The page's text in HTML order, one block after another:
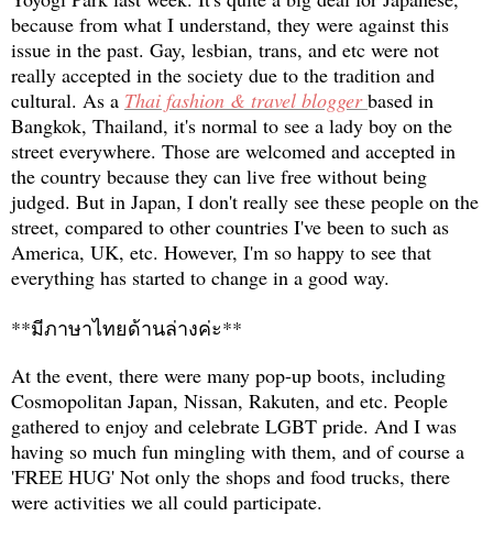
because from what I understand, they were against this
issue in the past. Gay, lesbian, trans, and etc were not
really accepted in the society due to the tradition and
cultural. As a Thai fashion & travel blogger based in
Bangkok, Thailand, it's normal to see a lady boy on the
street everywhere. Those are welcomed and accepted in
the country because they can live free without being
judged. But in Japan, I don't really see these people on the
street, compared to other countries I've been to such as
America, UK, etc. However, I'm so happy to see that
everything has started to change in a good way.
**มีภาษาไทยด้านล่างค่ะ**
At the event, there were many pop-up boots, including
Cosmopolitan Japan, Nissan, Rakuten, and etc. People
gathered to enjoy and celebrate LGBT pride. And I was
having so much fun mingling with them, and of course a
'FREE HUG' Not only the shops and food trucks, there
were activities we all could participate.